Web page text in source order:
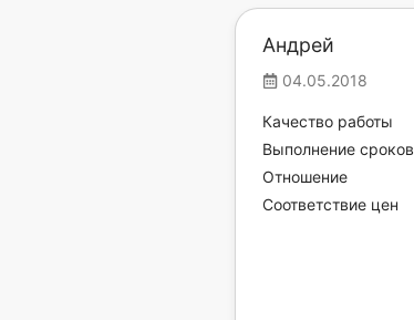
Андрей
04.05.2018
Качество работы
Выполнение сроков
Отношение
Соответствие цен